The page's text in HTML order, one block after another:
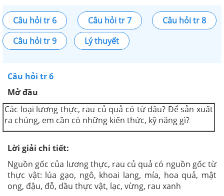
Câu hỏi tr 6 Câu hỏi tr 7
Câu hỏi tr 8
Câu hỏi tr 9
Lý thuyết
Câu hỏi tr 6
Mở đầu
Các loại lương thực, rau củ quả có từ đâu? Để sản xuất
ra chúng, em cần có những kiến thức, kỹ năng gì?
Lời giải chi tiết:
Nguồn gốc của lương thực, rau củ quả có nguồn gốc từ
thực vật: lúa gạo, ngô, khoai lang, mía, hoa quả, mật
ong, đậu, đỗ, dầu thực vật, lạc, vừng, rau xanh